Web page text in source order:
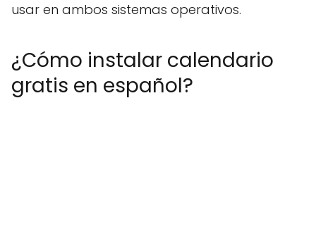
usar en ambos sistemas operativos.
¿Cómo instalar calendario
gratis en español?